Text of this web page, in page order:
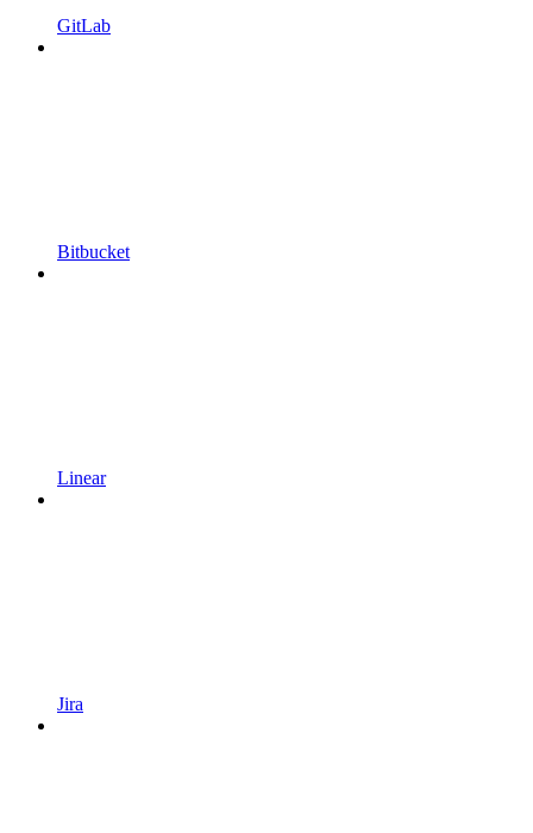
GitLab
Bitbucket
Linear
Jira